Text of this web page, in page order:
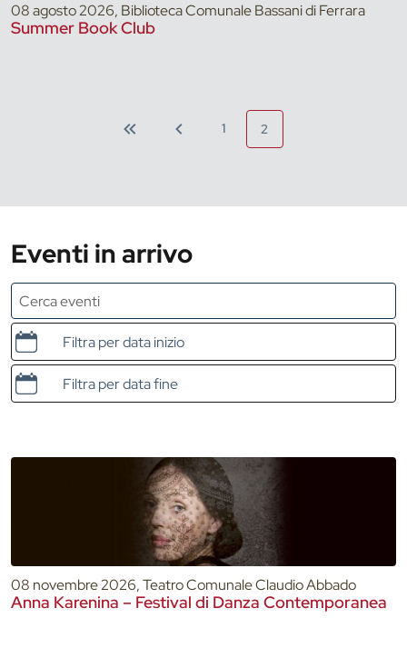
08 agosto 2026, Biblioteca Comunale Bassani di Ferrara
Summer Book Club
1 2
Eventi in arrivo
Data e ora di inizio
Data e ora di fine
08 novembre 2026, Teatro Comunale Claudio Abbado
Anna Karenina – Festival di Danza Contemporanea